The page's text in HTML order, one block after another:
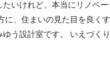
いけれど、本当にリノベ
に、住まいの見た目を良く
う設計室です。 いえづく